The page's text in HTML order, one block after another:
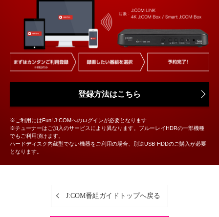
登録方法はこちら
※ご利用にはFun! J:COMへのログインが必要となります
※チューナーはご加入のサービスにより異なります。ブルーレイHDRの一部機種
でもご利用頂けます。
ハードディスク内蔵型でない機器をご利用の場合、別途USB-HDDのご購入が必要
となります。
J:COM番組ガイドトップへ戻る